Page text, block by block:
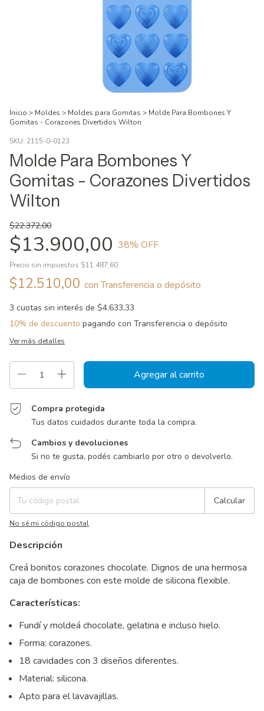
Inicio > Moldes > Moldes para Gomitas > Molde Para Bombones Y
Gomitas - Corazones Divertidos Wilton
SKU: 2115-0-0123
Molde Para Bombones Y
Gomitas - Corazones Divertidos
Wilton
$22.372,00
$13.900,00 38% OFF
Precio sin impuestos $11.487,60
$12.510,00 con Transferencia o depósito
3 cuotas sin interés de $4.633,33
10% de descuento pagando con Transferencia o depósito
Ver más detalles
Compra protegida
Tus datos cuidados durante toda la compra.
Cambios y devoluciones
Si no te gusta, podés cambiarlo por otro o devolverlo.
Entregas para el CP:
Medios de envío
Calcular
No sé mi código postal
Descripción
Creá bonitos corazones chocolate. Dignos de una hermosa
caja de bombones con este molde de silicona flexible.
Características:
Fundí y moldeá chocolate, gelatina e incluso hielo.
Forma: corazones.
18 cavidades con 3 diseños diferentes.
Material: silicona.
Apto para el lavavajillas.